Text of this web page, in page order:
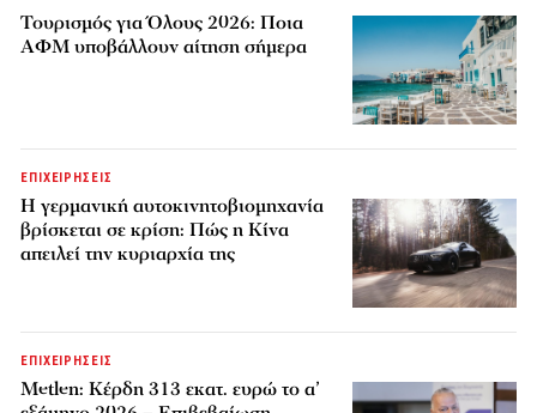
Τουρισμός για Όλους 2026: Ποια
ΑΦΜ υποβάλλουν αίτηση σήμερα
ΕΠΙΧΕΙΡΗΣΕΙΣ
Η γερμανική αυτοκινητοβιομηχανία
βρίσκεται σε κρίση: Πώς η Κίνα
απειλεί την κυριαρχία της
ΕΠΙΧΕΙΡΗΣΕΙΣ
Metlen: Κέρδη 313 εκατ. ευρώ το α’